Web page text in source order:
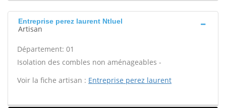
Entreprise perez laurent Ntluel
Artisan
Département: 01
Isolation des combles non aménageables -
Voir la fiche artisan : Entreprise perez laurent